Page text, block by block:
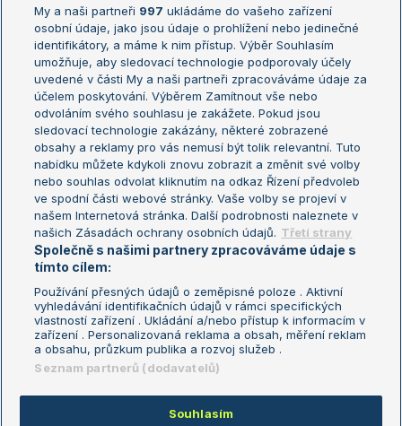
Žebříček ATP (muži)
Žebříček WTA (ženy)
Sázkařský žebříček
Australian Open
French Open
Wimbledon
US Open
Turnaj mistrů
Turnaj mistryň
Aktualní trendy
Fotbalové přestupy
Livesport Daily
LS Prague Open
Podmínky užití
Nastavení soukromí
GDPR a žurnalistika
Reklama
Kontakt
Informace o zpracování osobních
údajů
My a naši partneři 997 ukládáme do vašeho zařízení
osobní údaje, jako jsou údaje o prohlížení nebo jedinečné
identifikátory, a máme k nim přístup. Výběr Souhlasím
umožňuje, aby sledovací technologie podporovaly účely
uvedené v části My a naši partneři zpracováváme údaje za
účelem poskytování. Výběrem Zamítnout vše nebo
odvoláním svého souhlasu je zakážete. Pokud jsou
sledovací technologie zakázány, některé zobrazené
obsahy a reklamy pro vás nemusí být tolik relevantní. Tuto
nabídku můžete kdykoli znovu zobrazit a změnit své volby
nebo souhlas odvolat kliknutím na odkaz Řízení předvoleb
ve spodní části webové stránky. Vaše volby se projeví v
našem Internetová stránka. Další podrobnosti naleznete v
našich Zásadách ochrany osobních údajů. Třetí strany
Společně s našimi partnery zpracováváme údaje s
tímto cílem:
Používání přesných údajů o zeměpisné poloze . Aktivní
vyhledávání identifikačních údajů v rámci specifických
vlastností zařízení . Ukládání a/nebo přístup k informacím v
zařízení . Personalizovaná reklama a obsah, měření reklam
a obsahu, průzkum publika a rozvoj služeb .
Seznam partnerů (dodavatelů)
Souhlasím